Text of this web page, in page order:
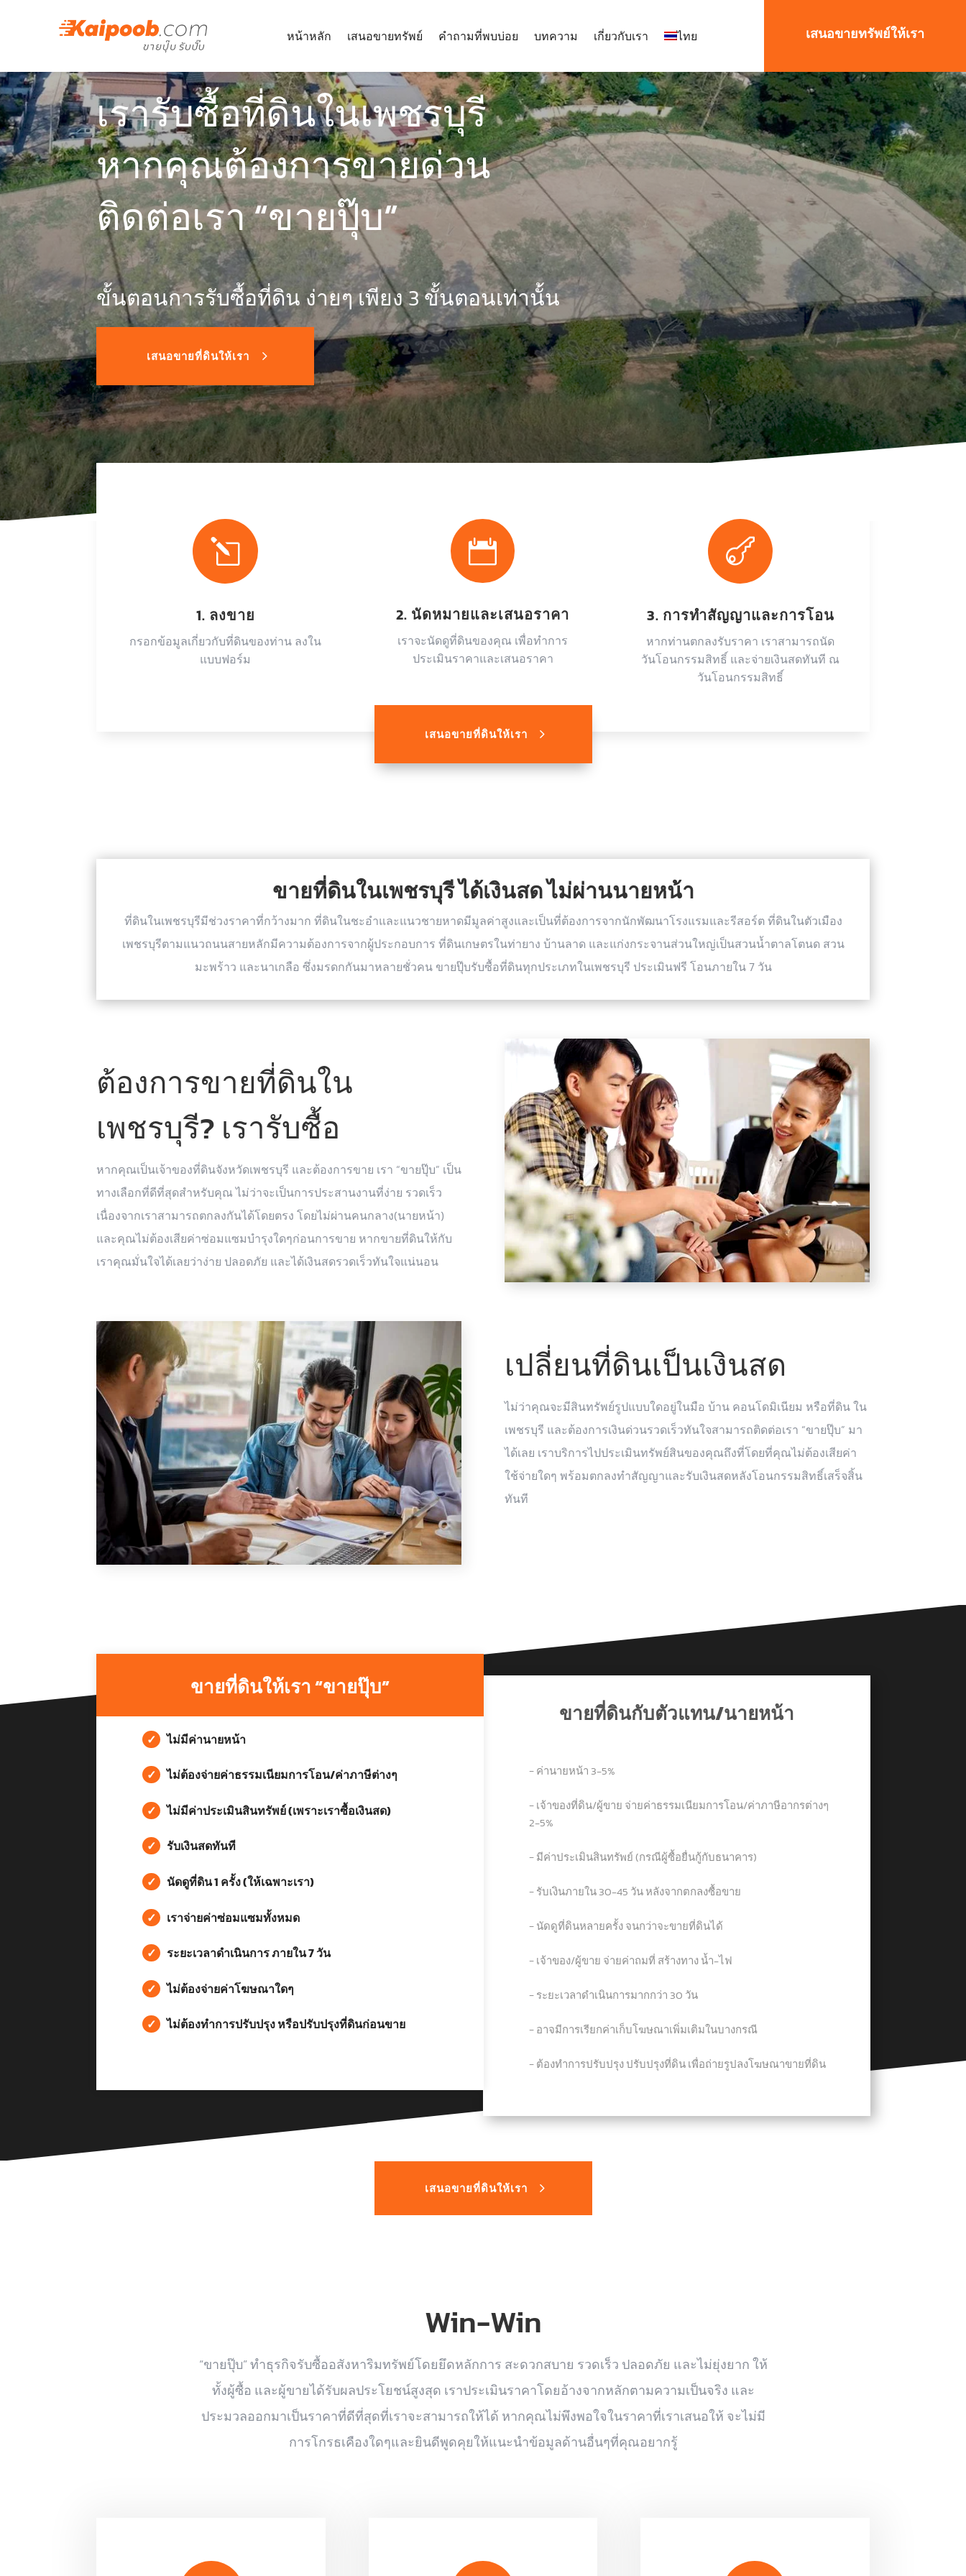
หน้าหลัก เสนอขายทรัพย์ คำถามที่พบบ่อย บทความ เกี่ยวกับเรา ไทย เสนอขายทรัพย์ให้เรา
เรารับซื้อที่ดินในเพชรบุรี
หากคุณต้องการขายด่วน
ติดต่อเรา “ขายปุ๊บ”
ขั้นตอนการรับซื้อที่ดิน ง่ายๆ เพียง 3 ขั้นตอนเท่านั้น
เสนอขายที่ดินให้เรา
l
1. ลงขาย
กรอกข้อมูลเกี่ยวกับที่ดินของท่าน ลงใน
แบบฟอร์ม

2. นัดหมายและเสนอราคา
เราจะนัดดูที่ดินของคุณ เพื่อทำการ
ประเมินราคาและเสนอราคา

3. การทำสัญญาและการโอน
หากท่านตกลงรับราคา เราสามารถนัด
วันโอนกรรมสิทธิ์ และจ่ายเงินสดทันที ณ
วันโอนกรรมสิทธิ์
เสนอขายที่ดินให้เรา
ขายที่ดินในเพชรบุรี ได้เงินสด ไม่ผ่านนายหน้า
ที่ดินในเพชรบุรีมีช่วงราคาที่กว้างมาก ที่ดินในชะอำและแนวชายหาดมีมูลค่าสูงและเป็นที่ต้องการจากนักพัฒนาโรงแรมและรีสอร์ต ที่ดินในตัวเมือง
เพชรบุรีตามแนวถนนสายหลักมีความต้องการจากผู้ประกอบการ ที่ดินเกษตรในท่ายาง บ้านลาด และแก่งกระจานส่วนใหญ่เป็นสวนน้ำตาลโตนด สวน
มะพร้าว และนาเกลือ ซึ่งมรดกกันมาหลายชั่วคน ขายปุ๊บรับซื้อที่ดินทุกประเภทในเพชรบุรี ประเมินฟรี โอนภายใน 7 วัน
ต้องการขายที่ดินใน
เพชรบุรี? เรารับซื้อ
หากคุณเป็นเจ้าของที่ดินจังหวัดเพชรบุรี และต้องการขาย เรา “ขายปุ๊บ” เป็น
ทางเลือกที่ดีที่สุดสำหรับคุณ ไม่ว่าจะเป็นการประสานงานที่ง่าย รวดเร็ว
เนื่องจากเราสามารถตกลงกันได้โดยตรง โดยไม่ผ่านคนกลาง(นายหน้า)
และคุณไม่ต้องเสียค่าซ่อมแซมบำรุงใดๆก่อนการขาย หากขายที่ดินให้กับ
เราคุณมั่นใจได้เลยว่าง่าย ปลอดภัย และได้เงินสดรวดเร็วทันใจแน่นอน
เปลี่ยนที่ดินเป็นเงินสด
ไม่ว่าคุณจะมีสินทรัพย์รูปแบบใดอยู่ในมือ บ้าน คอนโดมิเนียม หรือที่ดิน ใน
เพชรบุรี และต้องการเงินด่วนรวดเร็วทันใจสามารถติดต่อเรา “ขายปุ๊บ” มา
ได้เลย เราบริการไปประเมินทรัพย์สินของคุณถึงที่โดยที่คุณไม่ต้องเสียค่า
ใช้จ่ายใดๆ พร้อมตกลงทำสัญญาและรับเงินสดหลังโอนกรรมสิทธิ์เสร็จสิ้น
ทันที
ขายที่ดินให้เรา “ขายปุ๊บ”
✓ ไม่มีค่านายหน้า
✓ ไม่ต้องจ่ายค่าธรรมเนียมการโอน/ค่าภาษีต่างๆ
✓ ไม่มีค่าประเมินสินทรัพย์ (เพราะเราซื้อเงินสด)
✓ รับเงินสดทันที
✓ นัดดูที่ดิน 1 ครั้ง (ให้เฉพาะเรา)
✓ เราจ่ายค่าซ่อมแซมทั้งหมด
✓ ระยะเวลาดำเนินการ ภายใน 7 วัน
✓ ไม่ต้องจ่ายค่าโฆษณาใดๆ
✓ ไม่ต้องทำการปรับปรุง หรือปรับปรุงที่ดินก่อนขาย
ขายที่ดินกับตัวแทน/นายหน้า
− ค่านายหน้า 3-5%
− เจ้าของที่ดิน/ผู้ขาย จ่ายค่าธรรมเนียมการโอน/ค่าภาษีอากรต่างๆ
2-5%
− มีค่าประเมินสินทรัพย์ (กรณีผู้ซื้อยื่นกู้กับธนาคาร)
− รับเงินภายใน 30-45 วัน หลังจากตกลงซื้อขาย
− นัดดูที่ดินหลายครั้ง จนกว่าจะขายที่ดินได้
− เจ้าของ/ผู้ขาย จ่ายค่าถมที่ สร้างทาง น้ำ-ไฟ
− ระยะเวลาดำเนินการมากกว่า 30 วัน
− อาจมีการเรียกค่าเก็บโฆษณาเพิ่มเติมในบางกรณี
− ต้องทำการปรับปรุง ปรับปรุงที่ดิน เพื่อถ่ายรูปลงโฆษณาขายที่ดิน
เสนอขายที่ดินให้เรา
Win-Win
“ขายปุ๊บ” ทำธุรกิจรับซื้ออสังหาริมทรัพย์โดยยึดหลักการ สะดวกสบาย รวดเร็ว ปลอดภัย และไม่ยุ่งยาก ให้
ทั้งผู้ซื้อ และผู้ขายได้รับผลประโยชน์สูงสุด เราประเมินราคาโดยอ้างจากหลักตามความเป็นจริง และ
ประมวลออกมาเป็นราคาที่ดีที่สุดที่เราจะสามารถให้ได้ หากคุณไม่พึงพอใจในราคาที่เราเสนอให้ จะไม่มี
การโกรธเคืองใดๆและยินดีพูดคุยให้แนะนำข้อมูลด้านอื่นๆที่คุณอยากรู้